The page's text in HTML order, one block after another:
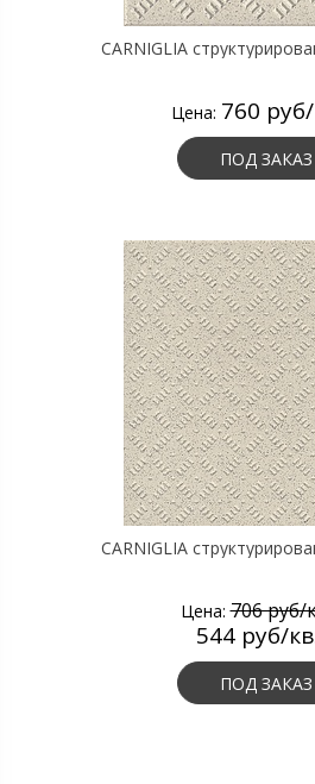
CARNIGLIA
Цена: 760
ПОД ЗАКАЗ
CARNIGLIA
Цена:706 руб/
544 руб/
ПОД ЗАКАЗ